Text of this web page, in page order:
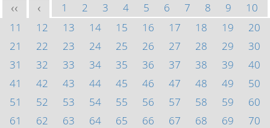
<< < 1 2 3 4 5 6 7 8 9
10
11
12 13 14 15 16 17 18 19
20
21
22 23 24 25 26 27 28 29
30
31
32 33 34 35 36 37 38 39
40
41
42 43 44 45 46 47 48 49
50
51
52 53 54 55 56 57 58 59
60
61
62 63 64 65 66 67 68 69
70